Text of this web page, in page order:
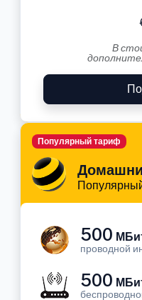
В
Популярный тариф
500
проводной
500